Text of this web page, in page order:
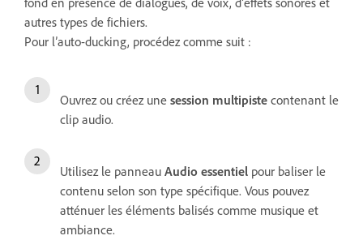
autres types de fichiers.
Pour l’auto-ducking, procédez comme suit :
Ouvrez ou créez une session multipiste contenant le
clip audio.
Utilisez le panneau Audio essentiel pour baliser le
contenu selon son type spécifique. Vous pouvez
atténuer les éléments balisés comme musique et
ambiance.